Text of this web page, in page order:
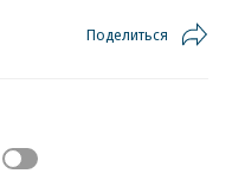
Поделиться